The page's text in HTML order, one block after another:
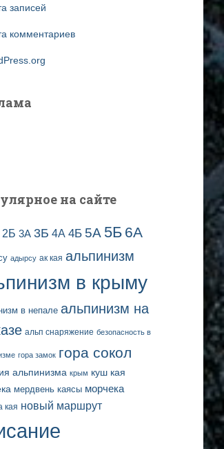
записей
комментариев
на сайте
2Б 3А 3Б 4А 4Б 5А 5Б 6А
адырсу ак кая альпинизм
в крыму
в непале альпинизм на
альп снаряжение безопасность в
гора замок гора сокол
альпинизма крым куш кая
мердвень каясы морчека
кая новый маршрут